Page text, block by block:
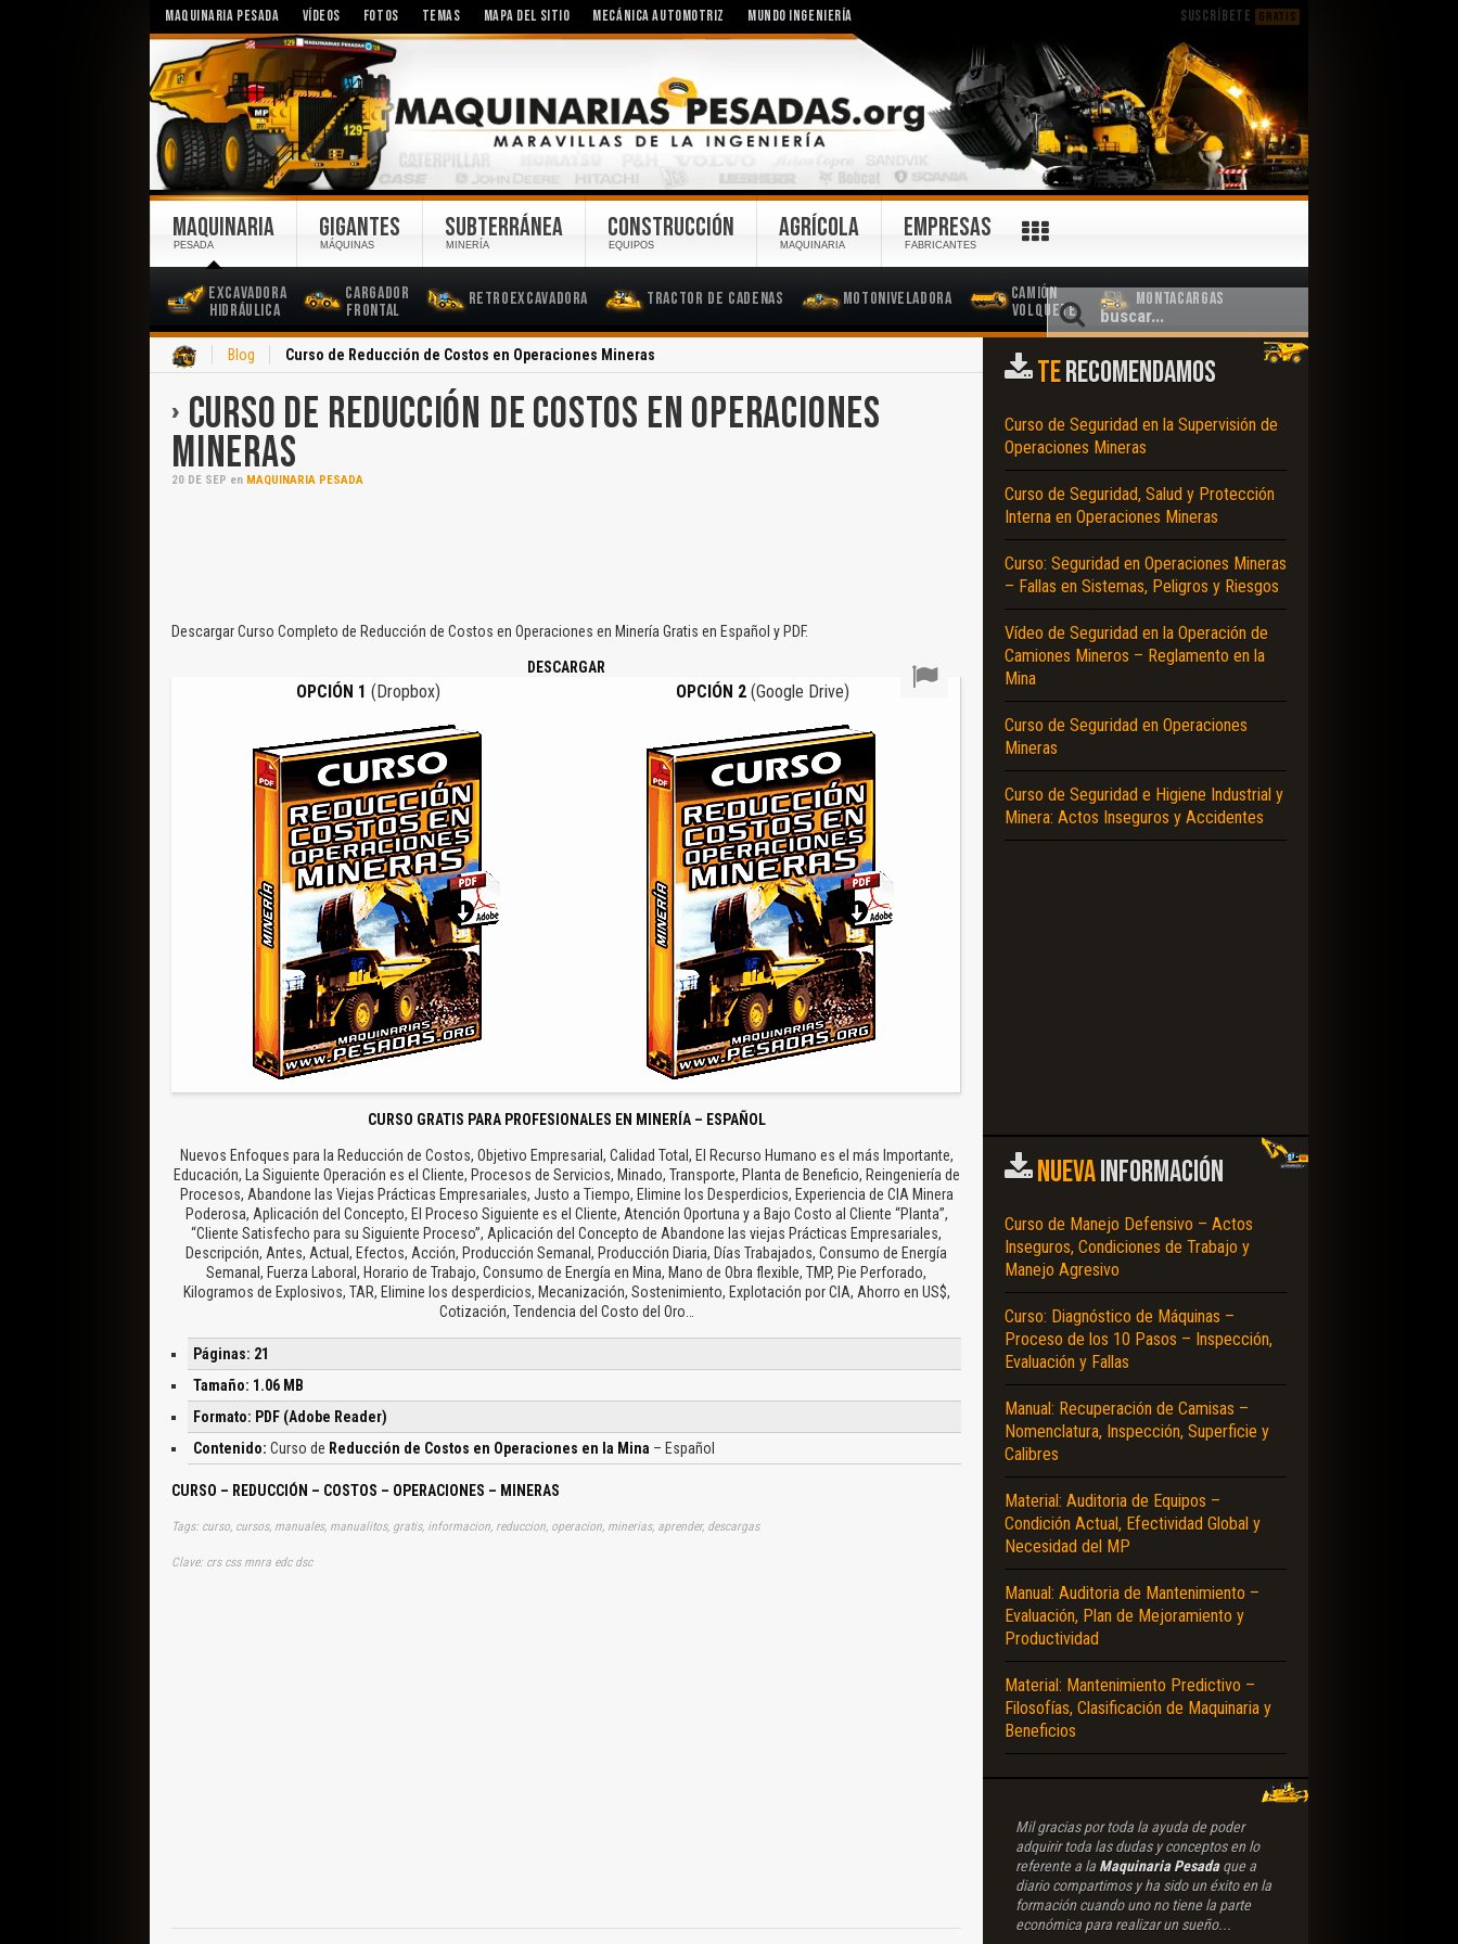
MAQUINARIA PESADA VÍDEOS FOTOS TEMAS MAPA DEL SITIO MECÁNICA AUTOMOTRIZ MUNDO INGENIERÍA SUSCRÍBETE GRATIS
MAQUINARIA
PESADA
Excavadora
Hidráulica
Cargador
Frontal
Retroexcavadora Tractor de Cadenas Motoniveladora
Camión
Volquete
Montacargas
GIGANTES
MÁQUINAS
SUBTERRÁNEA
MINERÍA
CONSTRUCCIÓN
EQUIPOS
AGRÍCOLA
MAQUINARIA
EMPRESAS
FABRICANTES
Blog Curso de Reducción de Costos en Operaciones Mineras
CURSO DE REDUCCIÓN DE COSTOS EN OPERACIONES
MINERAS
20 DE SEP en MAQUINARIA PESADA
Descargar Curso Completo de Reducción de Costos en Operaciones en Minería Gratis en Español y PDF.
DESCARGAR
OPCIÓN 1 (Dropbox) OPCIÓN 2 (Google Drive)
CURSO GRATIS PARA PROFESIONALES EN MINERÍA – ESPAÑOL
Nuevos Enfoques para la Reducción de Costos, Objetivo Empresarial, Calidad Total, El Recurso Humano es el más Importante,
Educación, La Siguiente Operación es el Cliente, Procesos de Servicios, Minado, Transporte, Planta de Beneficio, Reingeniería de
Procesos, Abandone las Viejas Prácticas Empresariales, Justo a Tiempo, Elimine los Desperdicios, Experiencia de CIA Minera
Poderosa, Aplicación del Concepto, El Proceso Siguiente es el Cliente, Atención Oportuna y a Bajo Costo al Cliente “Planta’’,
“Cliente Satisfecho para su Siguiente Proceso”, Aplicación del Concepto de Abandone las viejas Prácticas Empresariales,
Descripción, Antes, Actual, Efectos, Acción, Producción Semanal, Producción Diaria, Días Trabajados, Consumo de Energía
Semanal, Fuerza Laboral, Horario de Trabajo, Consumo de Energía en Mina, Mano de Obra flexible, TMP, Pie Perforado,
Kilogramos de Explosivos, TAR, Elimine los desperdicios, Mecanización, Sostenimiento, Explotación por CIA, Ahorro en US$,
Cotización, Tendencia del Costo del Oro…
Páginas: 21
Tamaño: 1.06 MB
Formato: PDF (Adobe Reader)
Contenido: Curso de Reducción de Costos en Operaciones en la Mina – Español
CURSO – REDUCCIÓN – COSTOS – OPERACIONES – MINERAS
Tags: curso, cursos, manuales, manualitos, gratis, informacion, reduccion, operacion, minerias, aprender, descargas
Clave: crs css mnra edc dsc
TERECOMENDAMOS
Curso de Seguridad en la Supervisión de
Operaciones Mineras
Curso de Seguridad, Salud y Protección
Interna en Operaciones Mineras
Curso: Seguridad en Operaciones Mineras
– Fallas en Sistemas, Peligros y Riesgos
Vídeo de Seguridad en la Operación de
Camiones Mineros – Reglamento en la
Mina
Curso de Seguridad en Operaciones
Mineras
Curso de Seguridad e Higiene Industrial y
Minera: Actos Inseguros y Accidentes
NUEVAINFORMACIÓN
Curso de Manejo Defensivo – Actos
Inseguros, Condiciones de Trabajo y
Manejo Agresivo
Curso: Diagnóstico de Máquinas –
Proceso de los 10 Pasos – Inspección,
Evaluación y Fallas
Manual: Recuperación de Camisas –
Nomenclatura, Inspección, Superficie y
Calibres
Material: Auditoria de Equipos –
Condición Actual, Efectividad Global y
Necesidad del MP
Manual: Auditoria de Mantenimiento –
Evaluación, Plan de Mejoramiento y
Productividad
Material: Mantenimiento Predictivo –
Filosofías, Clasificación de Maquinaria y
Beneficios
Mil gracias por toda la ayuda de poder
adquirir toda las dudas y conceptos en lo
referente a la Maquinaria Pesadaque a
diario compartimos y ha sido un éxito en la
formación cuando uno no tiene la parte
económica para realizar un sueño...